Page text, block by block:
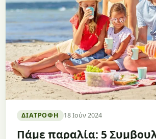
ΔΙΑΤΡΟΦΉ 18 Ιούν 2024
Πάμε παραλία: 5